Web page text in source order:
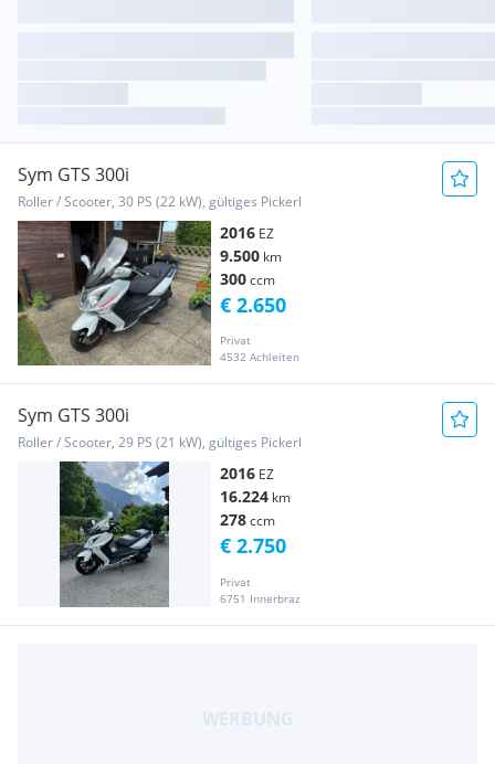
Sym GTS 300i
Roller / Scooter, 30 PS (22 kW), gültiges Pickerl
2016 EZ
9.500 km
300ccm
Privat
4532 Achleiten
€ 2.650
Sym GTS 300i
Roller / Scooter, 29 PS (21 kW), gültiges Pickerl
2016 EZ
16.224 km
278ccm
Privat
6751 Innerbraz
€ 2.750